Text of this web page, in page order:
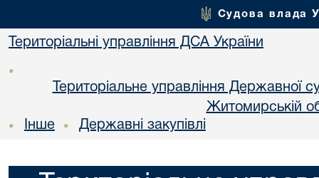
Судова влада
Територіальні управління ДСА України
•
Територіальне управління Державної
Житомирській
• Інше • Державні закупівлі